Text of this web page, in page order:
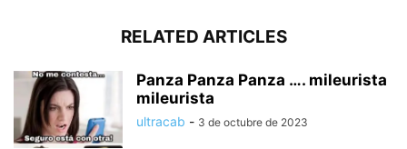
RELATED ARTICLES
Panza Panza Panza …. mileurista
mileurista
ultracab - 3 de octubre de 2023